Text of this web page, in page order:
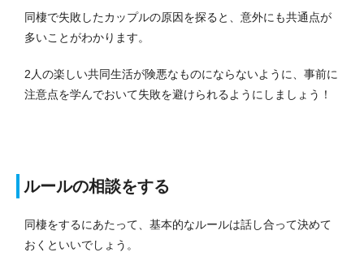
同棲で失敗したカップルの原因を探ると、意外にも共通点が
多いことがわかります。
2人の楽しい共同生活が険悪なものにならないように、事前に
注意点を学んでおいて失敗を避けられるようにしましょう！
ルールの相談をする
同棲をするにあたって、基本的なルールは話し合って決めて
おくといいでしょう。